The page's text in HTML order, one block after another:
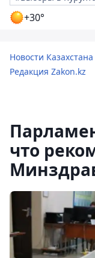
+30°
Новости
Редакция Zakon.kz
что